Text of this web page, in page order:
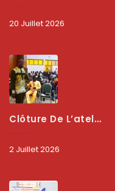
20 Juillet 2026
Clôture De L’atelier National : L’ARCEP Et Les Collectivités Territoriales Consolident Leur Partenariat Pour Booster La Qualité Des Services Numériques
2 Juillet 2026